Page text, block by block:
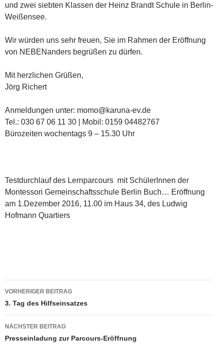
und zwei siebten Klassen der Heinz Brandt Schule in Berlin-
Weißensee.
Wir würden uns sehr freuen, Sie im Rahmen der Eröffnung
von NEBENanders begrüßen zu dürfen.
Mit herzlichen Grüßen,
Jörg Richert
Anmeldungen unter: momo@karuna-ev.de
Tel.: 030 67 06 11 30 | Mobil: 0159 04482767
Bürozeiten wochentags 9 – 15.30 Uhr
Testdurchlauf des Lernparcours mit SchülerInnen der
Montessori Gemeinschaftsschule Berlin Buch… Eröffnung
am 1.Dezember 2016, 11.00 im Haus 34, des Ludwig
Hofmann Quartiers
Beitragsnavigation
VORHERIGER BEITRAG
3. Tag des Hilfseinsatzes
NÄCHSTER BEITRAG
Presseinladung zur Parcours-Eröffnung